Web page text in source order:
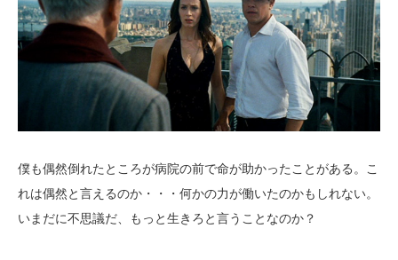
僕も偶然倒れたところが病院の前で命が助かったことがある。こ
れは偶然と言えるのか・・・何かの力が働いたのかもしれない。
いまだに不思議だ、もっと生きろと言うことなのか？